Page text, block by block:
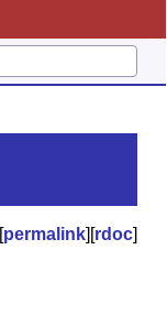
[permalink][rdoc]